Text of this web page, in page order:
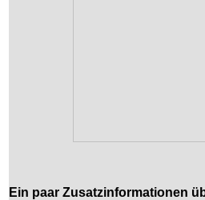
Ein paar Zusatzinformationen